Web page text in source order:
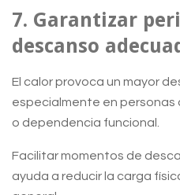
7. Garantizar
descanso
El calor provoca un mayor
especialmente en
o dependencia funcional.
Facilitar momentos de
ayuda a reducir la carga